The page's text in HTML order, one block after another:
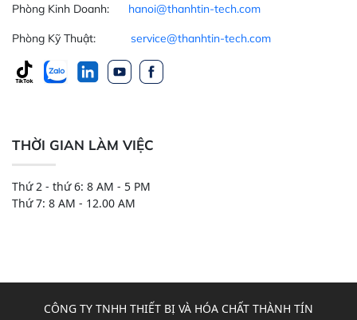
Phòng Kinh Doanh: hanoi@thanhtin-tech.com
Phòng Kỹ Thuật: service@thanhtin-tech.com
THỜI GIAN LÀM VIỆC
Thứ 2 - thứ 6: 8 AM - 5 PM
Thứ 7: 8 AM - 12.00 AM
CÔNG TY TNHH THIẾT BỊ VÀ HÓA CHẤT THÀNH TÍN